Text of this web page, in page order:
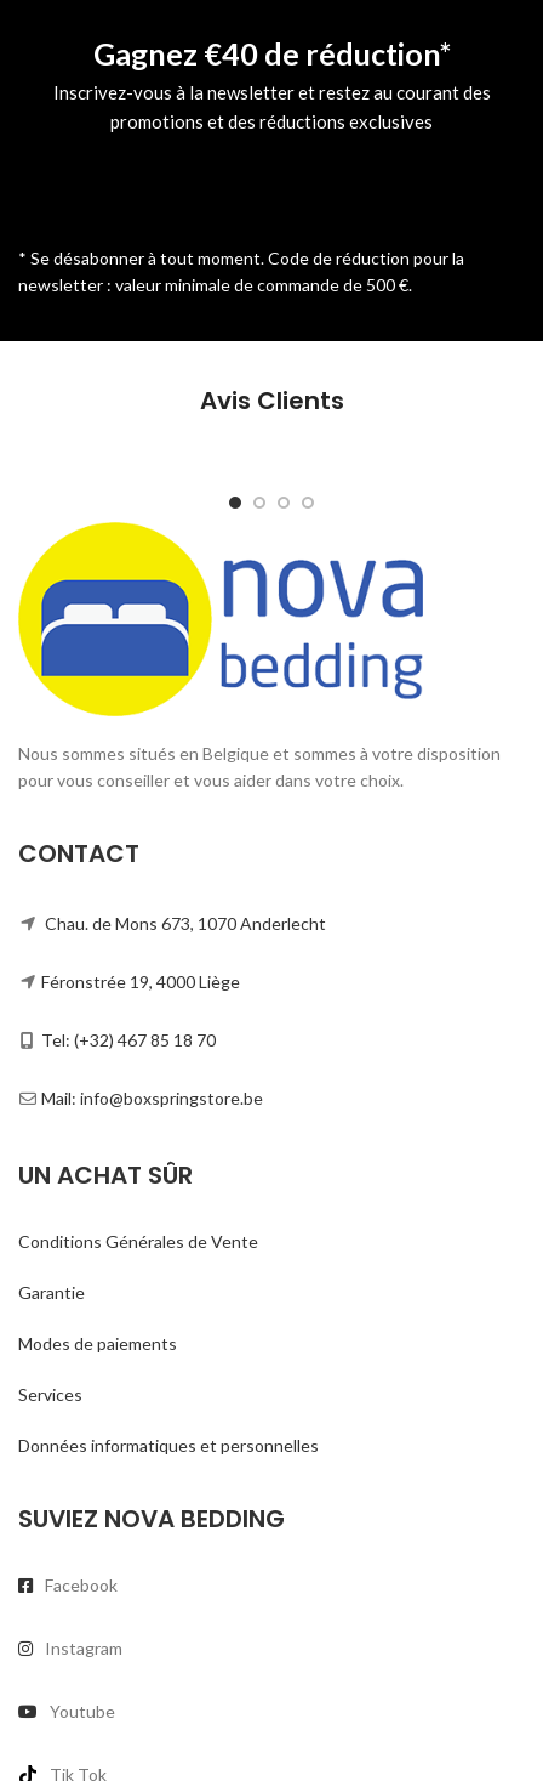
Gagnez €40 de réduction*
Inscrivez-vous à la newsletter et restez au courant des
promotions et des réductions exclusives
* Se désabonner à tout moment. Code de réduction pour la
newsletter : valeur minimale de commande de 500 €.
Avis Clients
Nous sommes situés en Belgique et sommes à votre disposition
pour vous conseiller et vous aider dans votre choix.
CONTACT
Chau. de Mons 673, 1070 Anderlecht
Féronstrée 19, 4000 Liège
Tel: (+32) 467 85 18 70
Mail: info@boxspringstore.be
UN ACHAT SÛR
Conditions Générales de Vente
Garantie
Modes de paiements
Services
Données informatiques et personnelles
SUVIEZ NOVA BEDDING
Facebook
Instagram
Youtube
Tik Tok